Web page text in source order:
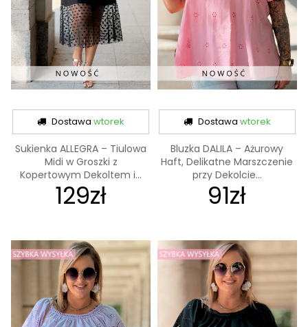
Dostawawtorek
Sukienka ALLEGRA – Tiulowa
Midi w Groszki z
Kopertowym Dekoltem i...
129zł
Dostawa wtorek
Bluzka DALILA – Ażurowy
Haft, Delikatne Marszczenie
przy Dekolcie...
91zł